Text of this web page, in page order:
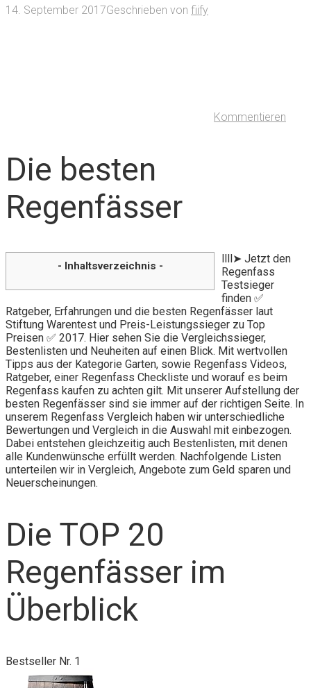
14. September 2017Geschrieben von fiify
Kommentieren
Die besten
Regenfässer
- Inhaltsverzeichnis -
llll➤ Jetzt den
Regenfass
Testsieger
finden ✅
Ratgeber, Erfahrungen und die besten Regenfässer laut
Stiftung Warentest und Preis-Leistungssieger zu Top
Preisen ✅ 2017. Hier sehen Sie die Vergleichssieger,
Bestenlisten und Neuheiten auf einen Blick. Mit wertvollen
Tipps aus der Kategorie Garten, sowie Regenfass Videos,
Ratgeber, einer Regenfass Checkliste und worauf es beim
Regenfass kaufen zu achten gilt. Mit unserer Aufstellung der
besten Regenfässer sind sie immer auf der richtigen Seite. In
unserem Regenfass Vergleich haben wir unterschiedliche
Bewertungen und Vergleich in die Auswahl mit einbezogen.
Dabei entstehen gleichzeitig auch Bestenlisten, mit denen
alle Kundenwünsche erfüllt werden. Nachfolgende Listen
unterteilen wir in Vergleich, Angebote zum Geld sparen und
Neuerscheinungen.
Die TOP 20
Regenfässer im
Überblick
Bestseller Nr. 1